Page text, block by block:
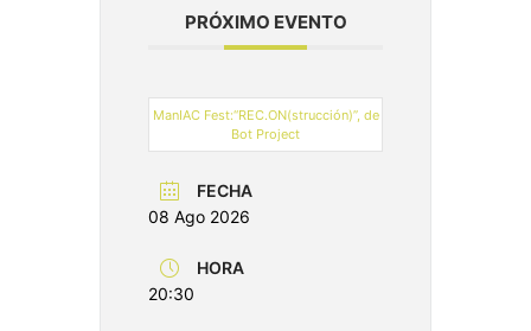
PRÓXIMO EVENTO
ManIAC Fest:“REC.ON(strucción)”, de
Bot Project
FECHA
08 Ago 2026
HORA
20:30